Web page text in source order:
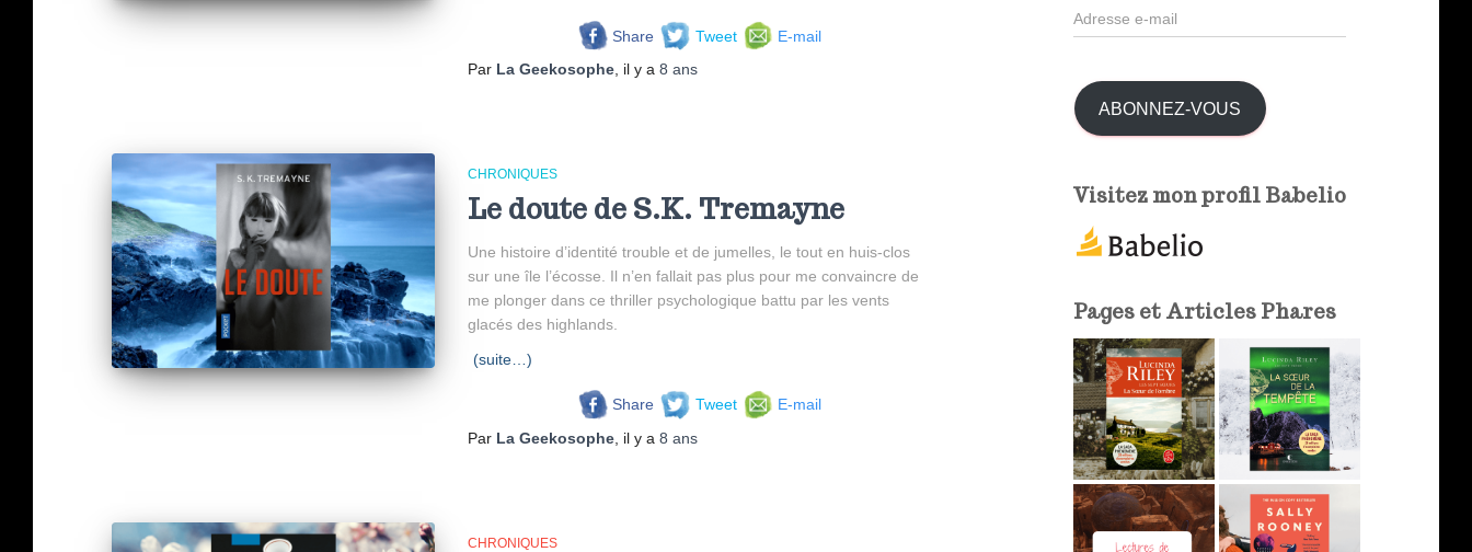
Share Tweet
E-mail
Par La Geekosophe , il y a 8 ans
CHRONIQUES
Le doute de S.K. Tremayne
Une histoire d’identité trouble et de jumelles, le tout en huis-clos
sur une île l’écosse. Il n’en fallait pas plus pour me convaincre de
me plonger dans ce thriller psychologique battu par les vents
glacés des highlands.
(suite…)
Share Tweet
E-mail
Par La Geekosophe , il y a 8 ans
CHRONIQUES
:
A
d
s
s
a
l
ABONNEZ-VOUS
Visitez mon profil Babelio
Pages et Articles Phares